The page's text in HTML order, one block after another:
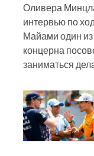
Оливера
интервью по
Майами один из
концерна
заниматься